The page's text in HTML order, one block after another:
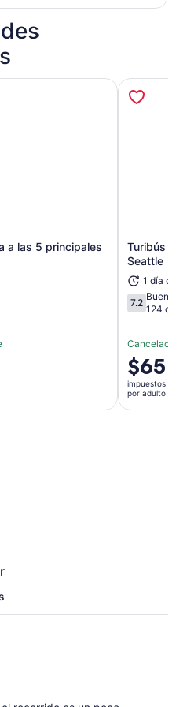
a las 5 principales
abrirá en una nueva pestaña
Turibús
Seattle
1 día o
7.27.2 de 10
Buena
124
Cancelación
El
precio
es
de
$65
impuestos y
por adulto